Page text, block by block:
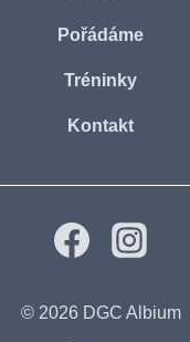
Pořádáme
Tréninky
Kontakt
© 2026 DGC Albium